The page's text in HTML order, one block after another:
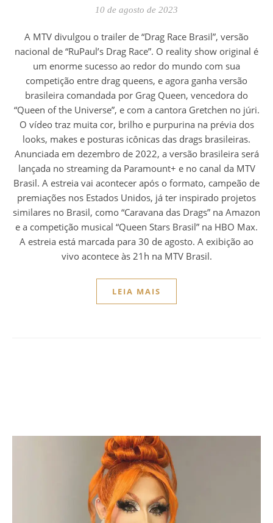
10 de agosto de 2023
A MTV divulgou o trailer de “Drag Race Brasil”, versão
nacional de “RuPaul’s Drag Race”. O reality show original é
um enorme sucesso ao redor do mundo com sua
competição entre drag queens, e agora ganha versão
brasileira comandada por Grag Queen, vencedora do
“Queen of the Universe”, e com a cantora Gretchen no júri.
O vídeo traz muita cor, brilho e purpurina na prévia dos
looks, makes e posturas icônicas das drags brasileiras.
Anunciada em dezembro de 2022, a versão brasileira será
lançada no streaming da Paramount+ e no canal da MTV
Brasil. A estreia vai acontecer após o formato, campeão de
premiações nos Estados Unidos, já ter inspirado projetos
similares no Brasil, como “Caravana das Drags” na Amazon
e a competição musical “Queen Stars Brasil” na HBO Max.
A estreia está marcada para 30 de agosto. A exibição ao
vivo acontece às 21h na MTV Brasil.
LEIA MAIS